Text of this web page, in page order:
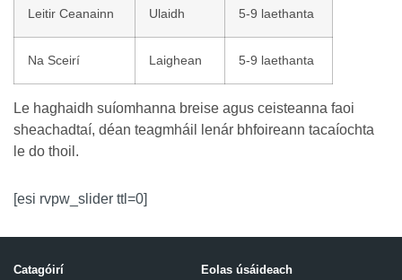
Leitir Ceanainn Ulaidh 5-9 laethanta
Na Sceirí Laighean 5-9 laethanta
Le haghaidh suíomhanna breise agus ceisteanna faoi
sheachadtaí, déan teagmháil lenár bhfoireann tacaíochta
le do thoil.
[esi rvpw_slider ttl=0]
Catagóirí Eolas úsáideach